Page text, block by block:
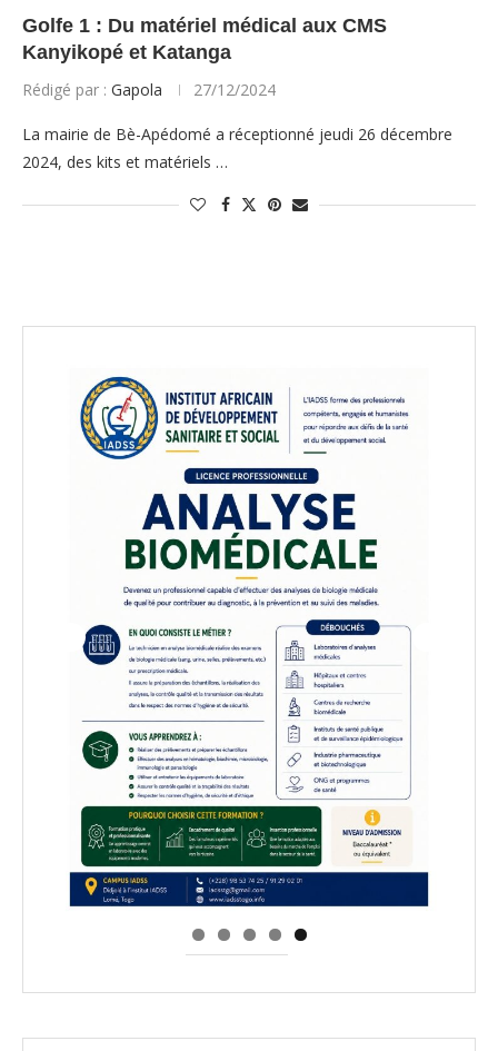
Golfe 1 : Du matériel médical aux CMS
Kanyikopé et Katanga
Rédigé par : Gapola 27/12/2024
La mairie de Bè-Apédomé a réceptionné jeudi 26 décembre
2024, des kits et matériels …